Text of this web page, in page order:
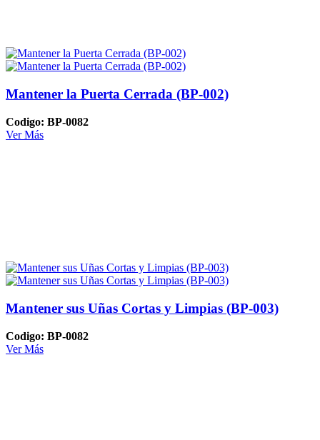
Mantener la Puerta Cerrada (BP-002)
Codigo: BP-0082
Ver Más
Mantener sus Uñas Cortas y Limpias (BP-003)
Codigo: BP-0082
Ver Más